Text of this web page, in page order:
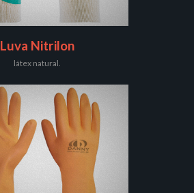
Luva Nitrilon
látex natural.